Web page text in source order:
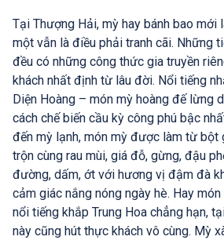
Tại Thượng Hải, mỳ hay bánh bao mới
một vẫn là điều phải tranh cãi. Những
đều có những công thức gia truyền
khách nhất định từ lâu đời. Nổi tiếng
Diện Hoàng – món mỳ hoàng đế lừng
cách chế biến cầu kỳ công phú bậc
đến mỳ lạnh, món mỳ được làm từ bột
trộn cùng rau mùi, giá đỗ, gừng, đậu
đường, dấm, ớt với hương vị đậm đà
cảm giác nắng nóng ngày hè. Hay
nổi tiếng khắp Trung Hoa chẳng hạn,
này cũng hút thực khách vô cùng. Mỳ